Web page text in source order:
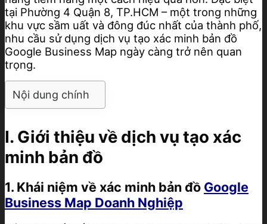
tại Phường 4 Quận 8, TP.HCM – một trong những
khu vực sầm uất và đông đúc nhất của thành phố,
nhu cầu sử dụng dịch vụ tạo xác minh bản đồ
Google Business Map ngày càng trở nên quan
trọng.
Nội dung chính
I. Giới thiệu về dịch vụ tạo xác
minh bản đồ
1. Khái niệm về xác minh bản đồ Google
Business Map Doanh Nghiệp